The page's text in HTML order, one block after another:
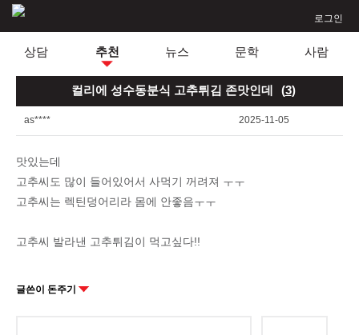
로그인
상담 추천 뉴스 문학 사람
컬리에 성수동분식 고추튀김 존맛인데 (3)
as**** 2025-11-05
맛있는데
고추씨도 많이 들어있어서 사먹기 꺼려져 ㅜㅜ
고추씨는 렉틴덩어리라 몸에 안좋음ㅜㅜ
고추씨 발라낸 고추튀김이 먹고싶다!!
글쓴이 돈주기